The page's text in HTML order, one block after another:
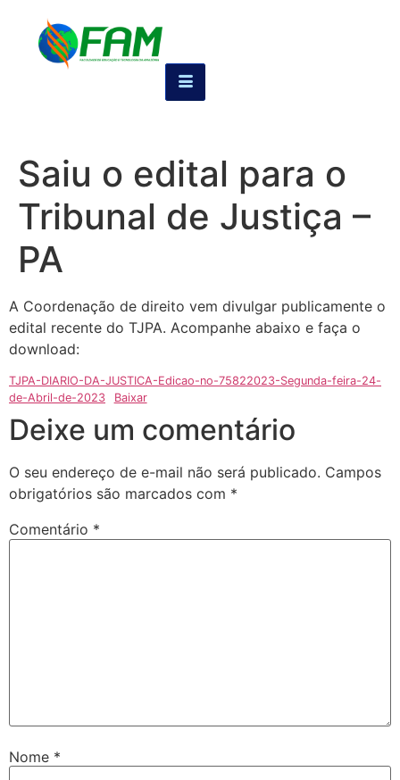
Saiu o edital para o
Tribunal de Justiça –
PA
A Coordenação de direito vem divulgar publicamente o
edital recente do TJPA. Acompanhe abaixo e faça o
download:
TJPA-DIARIO-DA-JUSTICA-Edicao-no-75822023-Segunda-feira-24-
de-Abril-de-2023
Baixar
Deixe um comentário
O seu endereço de e-mail não será publicado. Campos
obrigatórios são marcados com *
Comentário *
Nome *